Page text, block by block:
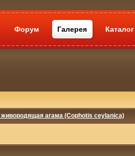
Форум Галерея Каталог
живородящая агама (Cophotis ceylanica)